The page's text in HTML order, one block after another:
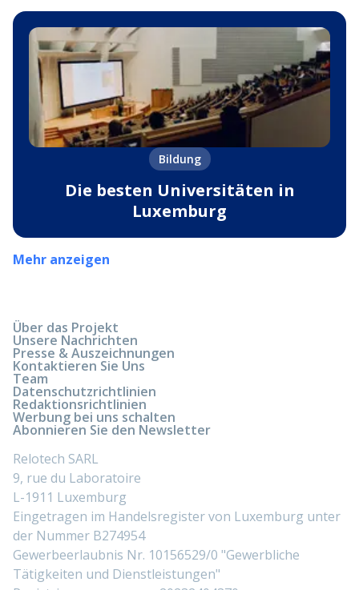
Bildung
Die besten Universitäten in
Luxemburg
Mehr anzeigen
Über das Projekt
Unsere Nachrichten
Presse & Auszeichnungen
Kontaktieren Sie Uns
Team
Datenschutzrichtlinien
Redaktionsrichtlinien
Werbung bei uns schalten
Abonnieren Sie den Newsletter
Relotech SARL
9, rue du Laboratoire
L-1911 Luxemburg
Eingetragen im Handelsregister von Luxemburg unter
der Nummer B274954
Gewerbeerlaubnis Nr. 10156529/0 "Gewerbliche
Tätigkeiten und Dienstleistungen"